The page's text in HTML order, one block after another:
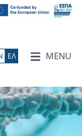
MENU
ΕΛ